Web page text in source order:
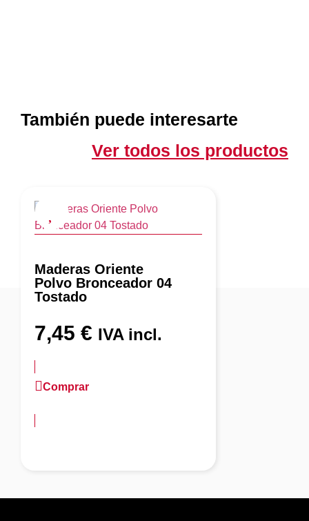
También puede interesarte
Ver todos los productos
Maderas Oriente
Polvo Bronceador 04
Tostado
7,45 € IVA incl.
Comprar